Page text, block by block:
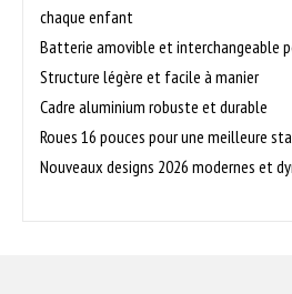
chaque enfant
Batterie amovible et interchangeable
Structure légère et facile à manier
Cadre aluminium robuste et durable
Roues 16 pouces pour une meilleure
Nouveaux designs 2026 modernes et